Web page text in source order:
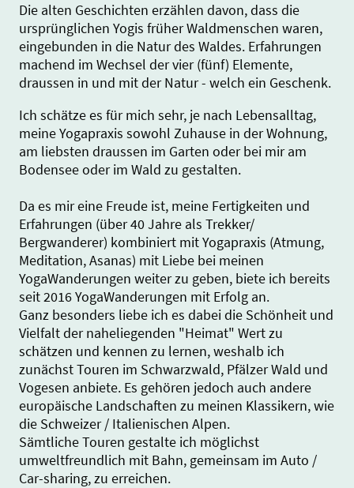
Die alten Geschichten erzählen davon, dass die
ursprünglichen Yogis früher Waldmenschen waren,
eingebunden in die Natur des Waldes. Erfahrungen
machend im Wechsel der vier (fünf) Elemente,
draussen in und mit der Natur - welch ein Geschenk.
Ich schätze es für mich sehr, je nach Lebensalltag,
meine Yogapraxis sowohl Zuhause in der Wohnung,
am liebsten draussen im Garten oder bei mir am
Bodensee oder im Wald zu gestalten.
Da es mir eine Freude ist, meine Fertigkeiten und
Erfahrungen (über 40 Jahre als Trekker/
Bergwanderer) kombiniert mit Yogapraxis (Atmung,
Meditation, Asanas) mit Liebe bei meinen
YogaWanderungen weiter zu geben, biete ich bereits
seit 2016 YogaWanderungen mit Erfolg an.
Ganz besonders liebe ich es dabei die Schönheit und
Vielfalt der naheliegenden "Heimat" Wert zu
schätzen und kennen zu lernen, weshalb ich
zunächst Touren im Schwarzwald, Pfälzer Wald und
Vogesen anbiete. Es gehören jedoch auch andere
europäische Landschaften zu meinen Klassikern, wie
die Schweizer / Italienischen Alpen.
Sämtliche Touren gestalte ich möglichst
umweltfreundlich mit Bahn, gemeinsam im Auto /
Car-sharing, zu erreichen.